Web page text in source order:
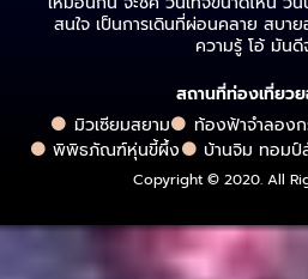
สนใจ เป็นการเดินที่ผ่อนคลาย สบา
ความรู้ โอ้ มันดี
สถานที่ท่องเที่ยว
มิวเซียมสยาม
ท้องฟ้าจำลอง
พิพิธภัณฑ์หุ่นขี้ผึ้ง
บ้านจิม ทอมป์
Copyright © 2020. All